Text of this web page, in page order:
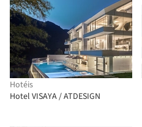
Hotéis
Hotel VISAYA / ATDESIGN